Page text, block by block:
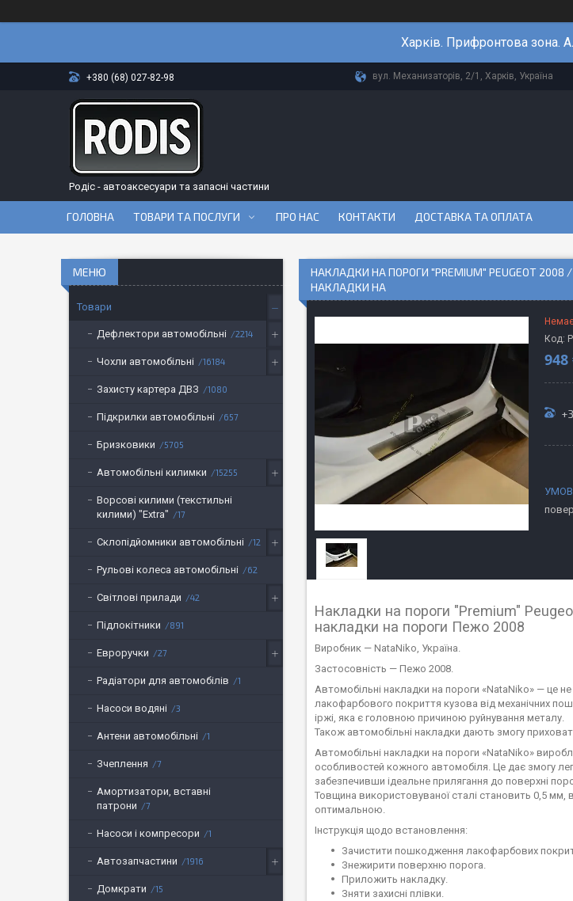
Харків. Прифронтова зона.
+380 (68) 027-82-98 вул. Механизаторів, 2/1, Харків, Україна
Родіс - автоаксесуари та запасні частини
ГОЛОВНА ТОВАРИ ТА ПОСЛУГИ ПРО НАС КОНТАКТИ ДОСТАВКА ТА ОПЛАТА
НАКЛАДКИ НА ПОРОГИ "PREMIUM" PEUGEOT
НАКЛАДКИ НА
Код:
Накладки на пороги "Premium"
накладки на пороги Пежо 2008
Виробник — NataNiko, Україна.
Застосовність — Пежо 2008.
Автомобільні накладки на пороги «NataNiko» — це
лакофарбового покриття кузова від механічних
іржі, яка є головною причиною руйнування металу.
Також автомобільні накладки дають змогу
Автомобільні накладки на пороги «NataNiko»
особливостей кожного автомобіля. Це дає змогу
забезпечивши ідеальне прилягання до поверхні
Товщина використовуваної сталі становить 0,5
оптимальною.
Інструкція щодо встановлення:
Зачистити пошкодження лакофарбових
Знежирити поверхню порога.
Приложить накладку.
Зняти захисні плівки.
Товари
Дефлектори автомобільні 2214
Чохли автомобільні 16184
Захисту картера ДВЗ 1080
Підкрилки автомобільні 657
Бризковики 5705
Автомобільні килимки 15255
Ворсові килими (текстильні
килими) "Extra"
17
Склопідйомники автомобільні 12
Рульові колеса автомобільні 62
Світлові прилади 42
Підлокітники 891
Евроручки 27
Радіатори для автомобілів 1
Насоси водяні 3
Антени автомобільні 1
Зчеплення 7
Амортизатори, вставні
патрони
7
Насоси і компресори 1
Автозапчастини 1916
Домкрати 15